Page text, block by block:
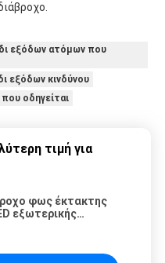
εξόδων ατόμων που
εξόδων κινδύνου
οδηγείται
τιμή για
φως έκτακτης
εξωτερικής